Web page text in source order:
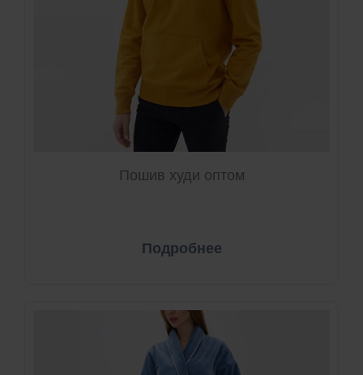
Пошив худи оптом
Подробнее